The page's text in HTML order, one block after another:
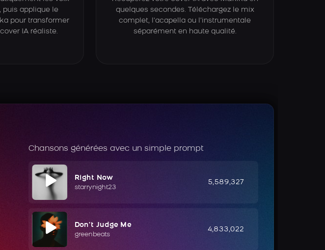
puis applique le
pour transformer
IA réaliste.
quelques secondes. Téléchargez le mix
complet, l’acapella ou l’instrumentale
séparément en haute qualité.
Chansons générées avec un simple prompt
Right Now
starrynight23
5,589,327
Don't Judge Me
greenbeats
4,833,022